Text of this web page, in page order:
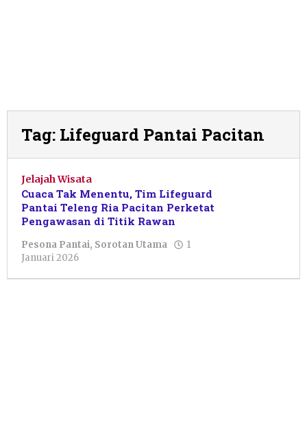
Tag: Lifeguard Pantai Pacitan
Jelajah Wisata
Cuaca Tak Menentu, Tim Lifeguard
Pantai Teleng Ria Pacitan Perketat
Pengawasan di Titik Rawan
Pesona Pantai, Sorotan Utama
1
Januari 2026
Ariska